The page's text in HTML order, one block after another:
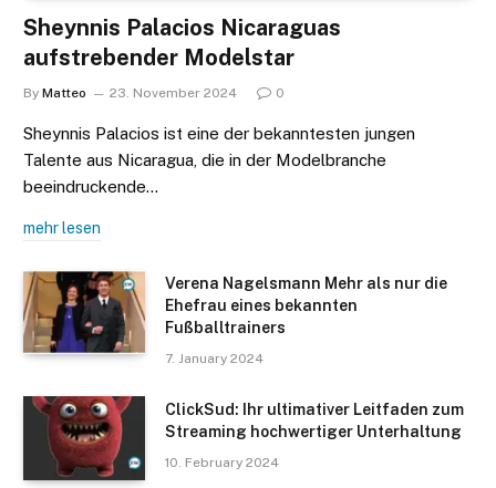
Sheynnis Palacios Nicaraguas
aufstrebender Modelstar
By Matteo 23. November 2024 0
Sheynnis Palacios ist eine der bekanntesten jungen
Talente aus Nicaragua, die in der Modelbranche
beeindruckende…
mehr lesen
Verena Nagelsmann Mehr als nur die
Ehefrau eines bekannten
Fußballtrainers
7. January 2024
ClickSud: Ihr ultimativer Leitfaden zum
Streaming hochwertiger Unterhaltung
10. February 2024